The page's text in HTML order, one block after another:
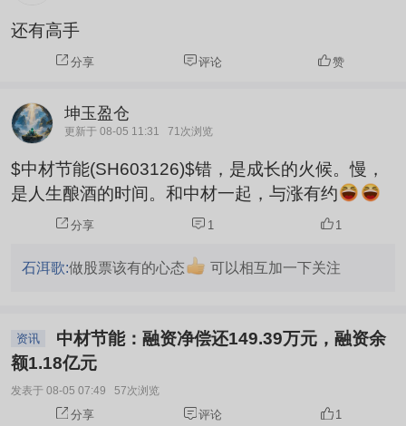
还有高手
分享 评论 赞
坤玉盈仓
更新于 08-05 11:31 71次浏览
$中材节能(SH603126)$错，是成长的火候。慢，
是人生酿酒的时间。和中材一起，与涨有约
分享 1 1
石洱歌:做股票该有的心态 可以相互加一下关注
资讯
额1.18亿元
发表于 08-05 07:49 57次浏览
分享 评论 1